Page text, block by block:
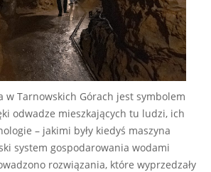
w Tarnowskich Górach jest symbolem
odwadze mieszkających tu ludzi, ich
– jakimi były kiedyś maszyna
system gospodarowania wodami
rozwiązania, które wyprzedzały